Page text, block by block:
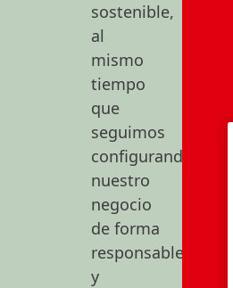
sostenible,
al
mismo
tiempo
que
seguimos
configurando
nuestro
negocio
de forma
responsable
y